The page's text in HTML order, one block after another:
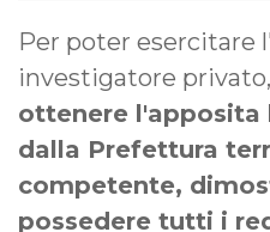
Per poter esercitare
investigatore privato,
ottenere l'apposita
dalla Prefettura
competente,
possedere tutti i